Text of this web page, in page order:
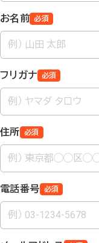
お名前 必須
フリガナ 必須
住所 必須
電話番号 必須